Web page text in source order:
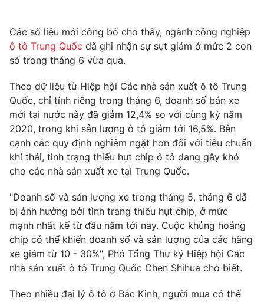
Thị trường
Góc doanh nghiệp
Truyền hình
Hậu trường
Nhân vật
Khán giả
Giải sao mai
Giải trí
Điện ảnh
Âm nhạc
Sao
Đời sống
Du lịch
Làm đẹp
Giáo dục
Tuyển sinh
Học trực tuyến
Hitech Công nghệ tương lai
Sản phẩm
Thị trường
Giao lưu trực tuyến
Lịch phát sóng
Chuyên mục khác
Các số liệu mới công bố cho thấy, ngành công nghiệp
ô tô Trung Quốc đã ghi nhận sự sụt giảm ở mức 2 con
số trong tháng 6 vừa qua.
Theo dữ liệu từ Hiệp hội Các nhà sản xuất ô tô Trung
Quốc, chỉ tính riêng trong tháng 6, doanh số bán xe
mới tại nước này đã giảm 12,4% so với cùng kỳ năm
2020, trong khi sản lượng ô tô giảm tới 16,5%. Bên
cạnh các quy định nghiêm ngặt hơn đối với tiêu chuẩn
khí thải, tình trạng thiếu hụt chip ô tô đang gây khó
cho các nhà sản xuất xe tại Trung Quốc.
"Doanh số và sản lượng xe trong tháng 5, tháng 6 đã
bị ảnh hưởng bởi tình trạng thiếu hụt chip, ở mức
mạnh nhất kể từ đầu năm tới nay. Cuộc khủng hoảng
chip có thể khiến doanh số và sản lượng của các hãng
xe giảm từ 10 - 30%", Phó Tổng Thư ký Hiệp hội Các
nhà sản xuất ô tô Trung Quốc Chen Shihua cho biết.
Theo nhiều đại lý ô tô ở Bắc Kinh, người mua có thể